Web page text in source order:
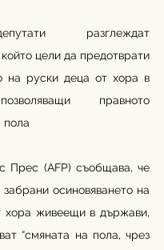
разглеждат
който цели да предотврати
на руски деца от хора в
правното
пола
Прес (AFP) съобщава, че
осиновяването на
хора живеещи в държави,
“смяната на пола, чрез